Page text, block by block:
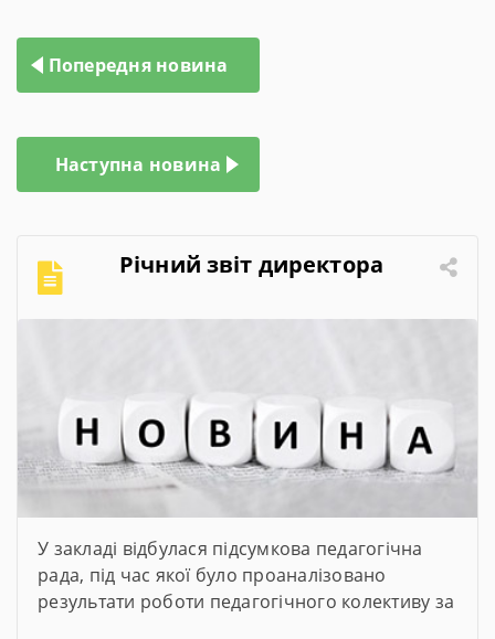
Навігація
записів
Попередня новина
Наступна новина
Річний звіт директора
У закладі відбулася підсумкова педагогічна
рада, під час якої було проаналізовано
результати роботи педагогічного колективу за